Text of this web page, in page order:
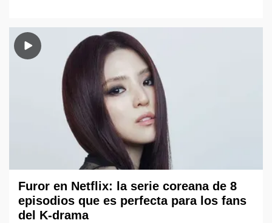
Furor en Netflix: la serie coreana de 8
episodios que es perfecta para los fans
del K-drama